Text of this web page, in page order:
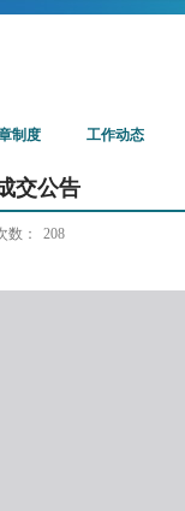
制度 工作动态
交公告
数： 208